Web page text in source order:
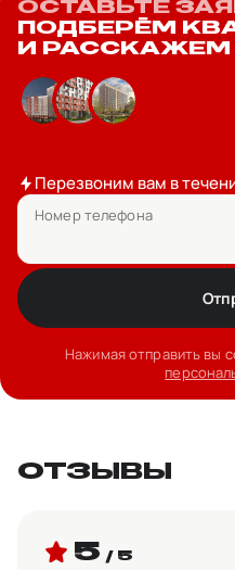
ОСТАВЬТЕ
ПОДБЕРЁМ
И РАССКАЖЕМ
Перезвоним вам в
Номер телефона
Нажимая отправить вы
ОТЗЫВЫ
5 / 5